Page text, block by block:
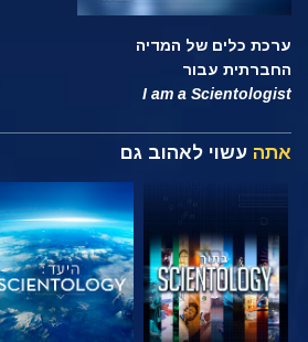
ערכת כלים של המדיה
החברתית עבור
I am a Scientologist
אתה עשוי לאהוב גם